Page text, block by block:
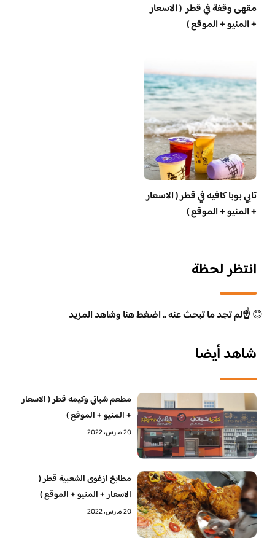
مقهى وقفة في قطر ( الاسعار
+ المنيو + الموقع )
تابي بوبا كافيه في قطر ( الاسعار
+ المنيو + الموقع )
انتظر لحظة
😊☝️لم تجد ما تبحث عنه .. اضغط هنا وشاهد المزيد
شاهد أيضا
مطعم شباتي وكيمه قطر ( الاسعار
+ المنيو + الموقع )
20 مارس، 2022
مطابخ ازغوى الشعبية قطر (
الاسعار + المنيو + الموقع )
20 مارس، 2022